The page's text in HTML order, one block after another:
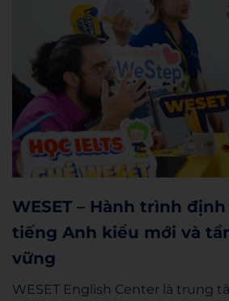
WESET – Hành trình
tiếng Anh kiểu mới và
vững
WESET English Center là trung